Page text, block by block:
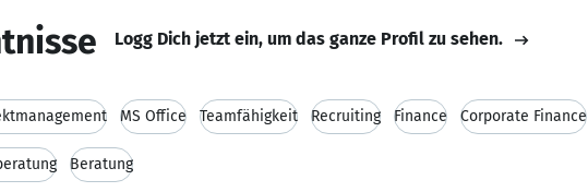
Logg Dich jetzt ein, um das ganze Profil zu sehen.
MS Office Teamfähigkeit Recruiting Finance Corporate Finance
Beratung